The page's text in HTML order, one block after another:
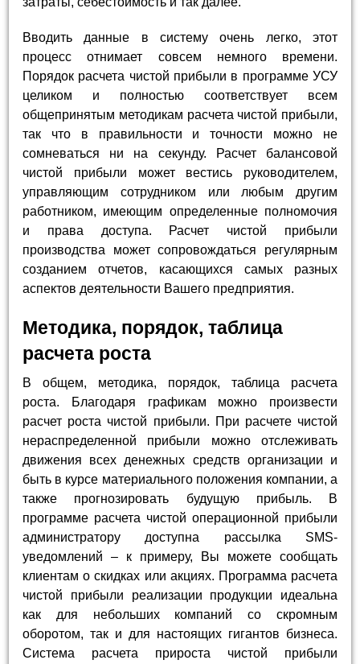
Вводить данные в систему очень легко, этот
процесс отнимает совсем немного времени.
Порядок расчета чистой прибыли в программе УСУ
целиком и полностью соответствует всем
общепринятым методикам расчета чистой прибыли,
так что в правильности и точности можно не
сомневаться ни на секунду. Расчет балансовой
чистой прибыли может вестись руководителем,
управляющим сотрудником или любым другим
работником, имеющим определенные полномочия
и права доступа. Расчет чистой прибыли
производства может сопровождаться регулярным
созданием отчетов, касающихся самых разных
аспектов деятельности Вашего предприятия.
Методика, порядок, таблица
расчета роста
В общем, методика, порядок, таблица расчета
роста. Благодаря графикам можно произвести
расчет роста чистой прибыли. При расчете чистой
нераспределенной прибыли можно отслеживать
движения всех денежных средств организации и
быть в курсе материального положения компании, а
также прогнозировать будущую прибыль. В
программе расчета чистой операционной прибыли
администратору доступна рассылка SMS-
уведомлений – к примеру, Вы можете сообщать
клиентам о скидках или акциях. Программа расчета
чистой прибыли реализации продукции идеальна
как для небольших компаний со скромным
оборотом, так и для настоящих гигантов бизнеса.
Система расчета прироста чистой прибыли